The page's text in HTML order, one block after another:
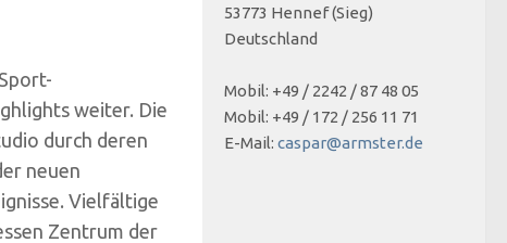
weiter. Die
durch deren
neuen
Vielfältige
Zentrum der
53773 Hennef (Sieg)
Deutschland
Mobil: +49 / 2242 / 87 48 05
Mobil: +49 / 172 / 256 11 71
E-Mail: caspar@armster.de